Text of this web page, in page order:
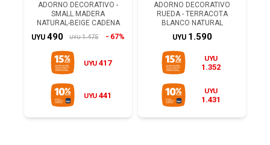
ADORNO DECORATIVO -
SMALL MADERA
NATURAL-BEIGE CADENA
UYU 490 UYU 1.475 67%
UYU 417
UYU 441
ADORNO DECORATIVO
RUEDA - TERRACOTA
BLANCO NATURAL
UYU 1.590
UYU
1.352
UYU
1.431